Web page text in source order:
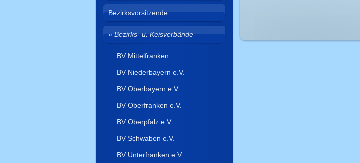
Bezirksvorsitzende
Bezirks- u. Keisverbände
BV Mittelfranken
BV Niederbayern e.V.
BV Oberbayern e.V.
BV Oberfranken e.V.
BV Oberpfalz e.V.
BV Schwaben e.V.
BV Unterfranken e.V.